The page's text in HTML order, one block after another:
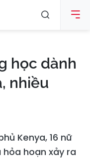
học dành
nhiều
Kenya, 16 nữ
hoạn xảy ra